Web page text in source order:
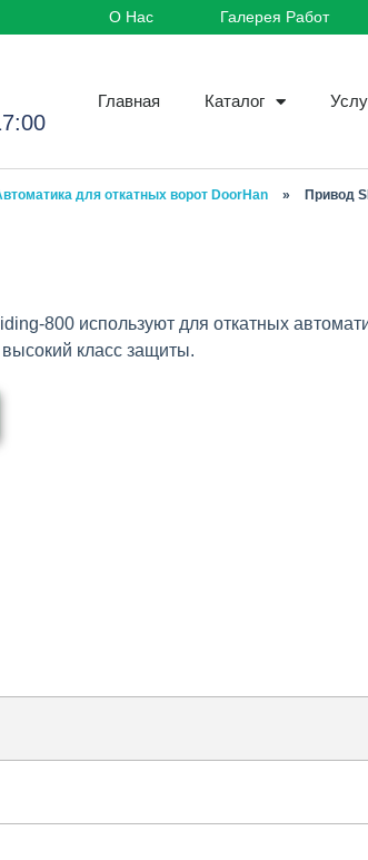
О Нас Галерея Работ
Главная Каталог
для откатных ворот DoorHan » Привод
800 используют для откатных
класс защиты.